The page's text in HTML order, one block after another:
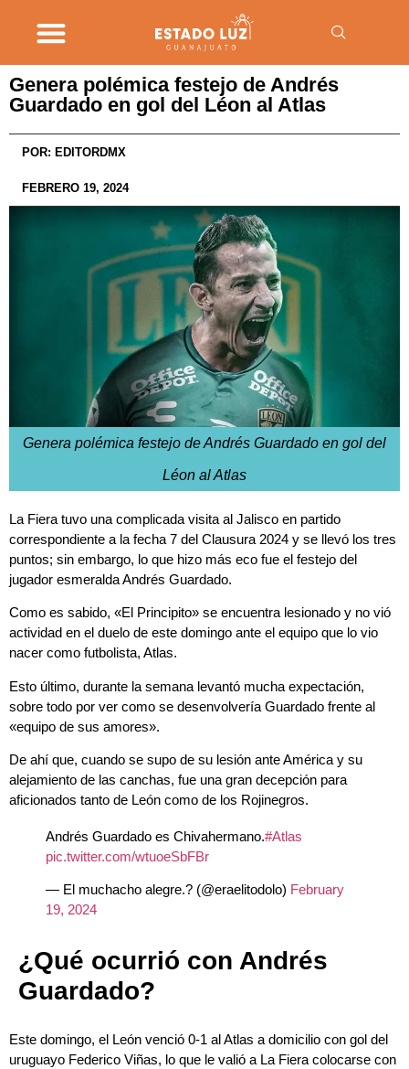
Genera polémica festejo de Andrés
Guardado en gol del Léon al Atlas
POR: EDITORDMX
FEBRERO 19, 2024
Genera polémica festejo de Andrés Guardado en gol del
Léon al Atlas
La Fiera tuvo una complicada visita al Jalisco en partido
correspondiente a la fecha 7 del Clausura 2024 y se llevó los tres
puntos; sin embargo, lo que hizo más eco fue el festejo del
jugador esmeralda Andrés Guardado.
Como es sabido, «El Principito» se encuentra lesionado y no vió
actividad en el duelo de este domingo ante el equipo que lo vio
nacer como futbolista, Atlas.
Esto último, durante la semana levantó mucha expectación,
sobre todo por ver como se desenvolvería Guardado frente al
«equipo de sus amores».
De ahí que, cuando se supo de su lesión ante América y su
alejamiento de las canchas, fue una gran decepción para
aficionados tanto de León como de los Rojinegros.
Andrés Guardado es Chivahermano.#Atlas
pic.twitter.com/wtuoeSbFBr
— El muchacho alegre.? (@eraelitodolo) February
19, 2024
¿Qué ocurrió con Andrés
Guardado?
Este domingo, el León venció 0-1 al Atlas a domicilio con gol del
uruguayo Federico Viñas, lo que le valió a La Fiera colocarse con